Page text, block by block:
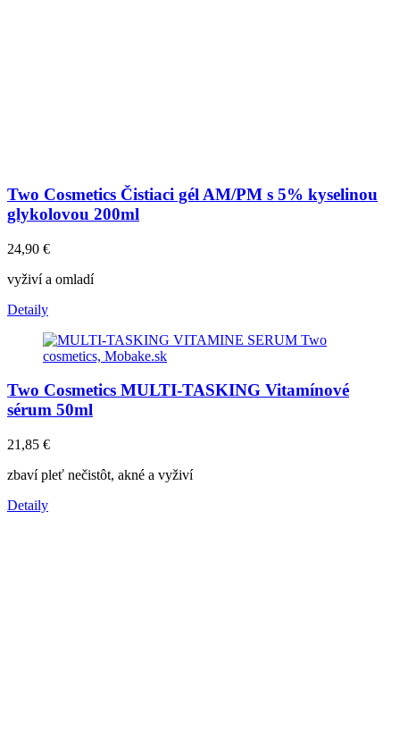
Two Cosmetics Čistiaci gél AM/PM s 5% kyselinou
glykolovou 200ml
24,90 €
vyživí a omladí
Detaily
Two Cosmetics MULTI-TASKING Vitamínové
sérum 50ml
21,85 €
zbaví pleť nečistôt, akné a vyživí
Detaily